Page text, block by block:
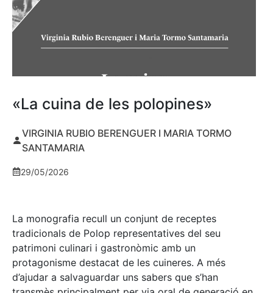
«La cuina de les polopines»
VIRGINIA RUBIO BERENGUER I MARIA TORMO
SANTAMARIA
29/05/2026
La monografia recull un conjunt de receptes
tradicionals de Polop representatives del seu
patrimoni culinari i gastronòmic amb un
protagonisme destacat de les cuineres. A més
d’ajudar a salvaguardar uns sabers que s’han